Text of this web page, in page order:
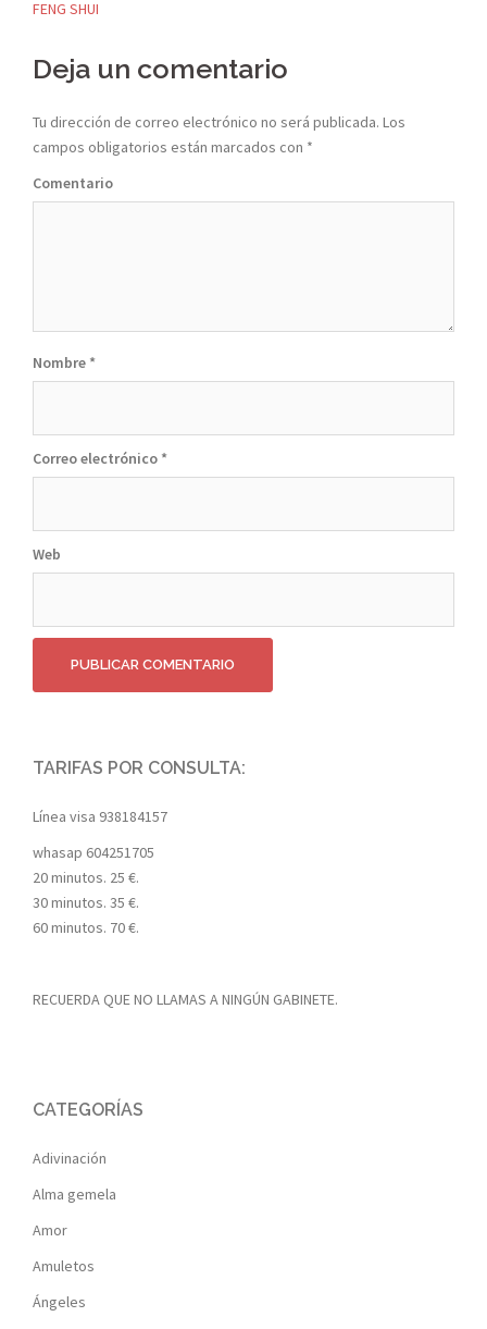
de
entradas
FENG SHUI
Deja un comentario
Tu dirección de correo electrónico no será publicada. Los
campos obligatorios están marcados con *
Comentario
Nombre *
Correo electrónico *
Web
TARIFAS POR CONSULTA:
Línea visa 938184157
whasap 604251705
20 minutos. 25 €.
30 minutos. 35 €.
60 minutos. 70 €.
RECUERDA QUE NO LLAMAS A NINGÚN GABINETE.
CATEGORÍAS
Adivinación
Alma gemela
Amor
Amuletos
Ángeles